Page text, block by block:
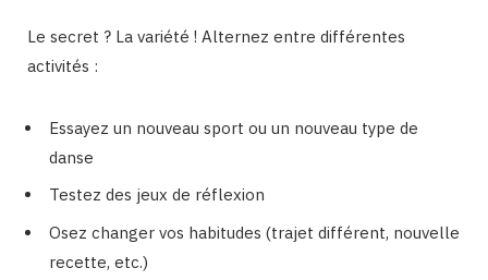
Le secret ? La variété ! Alternez entre différentes
activités :
Essayez un nouveau sport ou un nouveau type de
danse
Testez des jeux de réflexion
Osez changer vos habitudes (trajet différent, nouvelle
recette, etc.)